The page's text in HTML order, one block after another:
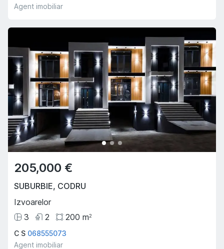
Agent imobiliar
205,000 €
SUBURBIE, CODRU
Izvoarelor
3
2 200 m2
C S 068555073
Agent imobiliar